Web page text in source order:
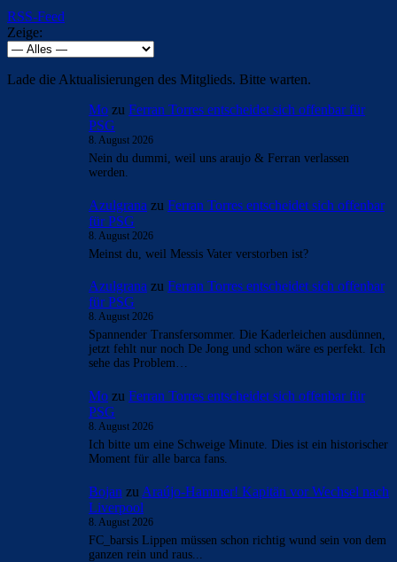
RSS-Feed
Zeige:
Lade die Aktualisierungen des Mitglieds. Bitte warten.
Mo zu Ferran Torres entscheidet sich offenbar für
PSG
8. August 2026
Nein du dummi, weil uns araujo & Ferran verlassen
werden.
Azulgrana zu Ferran Torres entscheidet sich offenbar
für PSG
8. August 2026
Meinst du, weil Messis Vater verstorben ist?
Azulgrana zu Ferran Torres entscheidet sich offenbar
für PSG
8. August 2026
Spannender Transfersommer. Die Kaderleichen ausdünnen,
jetzt fehlt nur noch De Jong und schon wäre es perfekt. Ich
sehe das Problem…
Mo zu Ferran Torres entscheidet sich offenbar für
PSG
8. August 2026
Ich bitte um eine Schweige Minute. Dies ist ein historischer
Moment für alle barca fans.
Bojan zu Araújo-Hammer! Kapitän vor Wechsel nach
Liverpool
8. August 2026
FC_barsis Lippen müssen schon richtig wund sein von dem
ganzen rein und raus...